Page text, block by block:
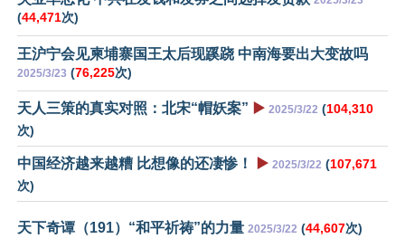
(44,471次)
王沪宁会见柬埔寨国王太后现蹊跷 中南海要出大变故吗
2025/3/23 (76,225次)
天人三策的真实对照：北宋“帽妖案” ▶️ 2025/3/22 (104,310
次)
中国经济越来越糟 比想像的还凄惨！ ▶️ 2025/3/22 (107,671
次)
天下奇谭（191）“和平祈祷”的力量 2025/3/22 (44,607次)